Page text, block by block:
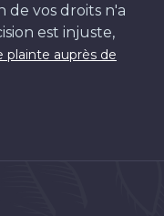
de vos droits n'a
est injuste,
plainte auprès de